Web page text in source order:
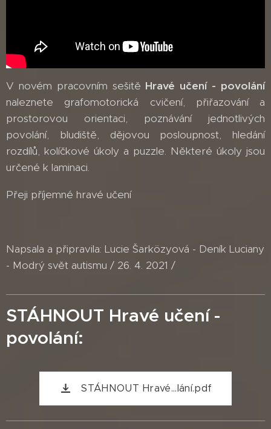
V novém pracovním sešitě Hravé učení - povolání
naleznete grafomotorická cvičení, přiřazování a
prostorovou orientaci, poznávání jednotlivých
povolání, bludiště, dějovou posloupnost, hledání
rozdílů, kolíčkové úkoly a puzzle. Některé úkoly jsou
určené k laminaci.
Přeji příjemné hravé učení
Napsala a připravila: Lucie Šarközyová - Deník Luciany
- Modrý svět autismu / 26. 4. 2021 /
STÁHNOUT Hravé učení -
povolání:
STÁHNOUT Hravé...lání.pdf